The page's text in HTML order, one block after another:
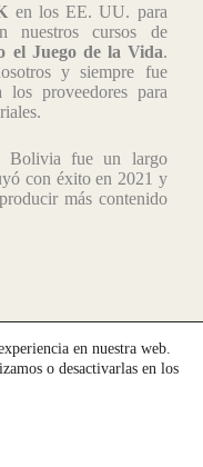
en los EE. UU. para
nuestros cursos de
el Juego de la Vida.
y siempre fue
proveedores para
Bolivia fue un largo
con éxito en 2021 y
más contenido
| Enraizada en
movilidad social.
en nuestra web.
o desactivarlas en los